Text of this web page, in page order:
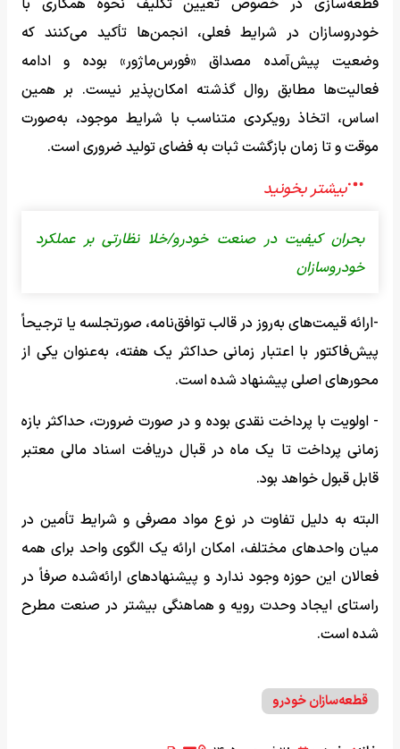
قطعه‌سازی در خصوص تعیین تکلیف نحوه همکاری با
خودروسازان در شرایط فعلی، انجمن‌ها تأکید می‌کنند که
وضعیت پیش‌آمده مصداق «فورس‌ماژور» بوده و ادامه
فعالیت‌ها مطابق روال گذشته امکان‌پذیر نیست. بر همین
اساس، اتخاذ رویکردی متناسب با شرایط موجود، به‌صورت
موقت و تا زمان بازگشت ثبات به فضای تولید ضروری است.
بحران کیفیت در صنعت خودرو/خلا نظارتی بر عملکرد
خودروسازان
-ارائه قیمت‌های به‌روز در قالب توافق‌نامه، صورتجلسه یا ترجیحاً
پیش‌فاکتور با اعتبار زمانی حداکثر یک هفته، به‌عنوان یکی از
محورهای اصلی پیشنهاد شده است.
- اولویت با پرداخت نقدی بوده و در صورت ضرورت، حداکثر بازه
زمانی پرداخت تا یک ماه در قبال دریافت اسناد مالی معتبر
قابل قبول خواهد بود.
البته به دلیل تفاوت در نوع مواد مصرفی و شرایط تأمین در
میان واحدهای مختلف، امکان ارائه یک الگوی واحد برای همه
فعالان این حوزه وجود ندارد و پیشنهادهای ارائه‌شده صرفاً در
راستای ایجاد وحدت رویه و هماهنگی بیشتر در صنعت مطرح
شده است.
قطعه‌سازان خودرو